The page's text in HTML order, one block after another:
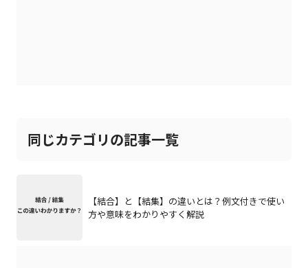
同じカテゴリの記事一覧
【結合】と【結集】の違いとは？例文付きで使い
方や意味をわかりやすく解説